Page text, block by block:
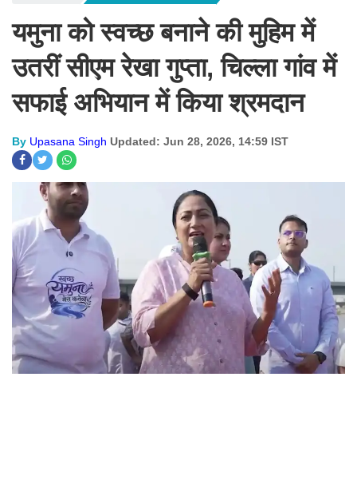
यमुना को स्वच्छ बनाने की मुहिम में
उतरीं सीएम रेखा गुप्ता, चिल्ला गांव में
सफाई अभियान में किया श्रमदान
By Upasana Singh Updated: Jun 28, 2026, 14:59 IST